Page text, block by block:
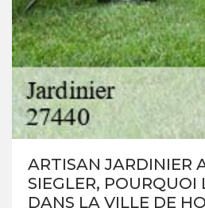
ARTISAN JARDINIER
SIEGLER, POURQUOI
DANS LA VILLE DE